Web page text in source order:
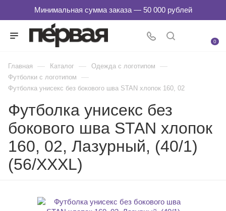
0
Главная — Каталог — Одежда с логотипом —
Футболки с логотипом —
Футболка унисекс без бокового шва STAN хлопок 160, 02
Футболка унисекс без
бокового шва STAN хлопок
160, 02, Лазурный, (40/1)
(56/XXXL)